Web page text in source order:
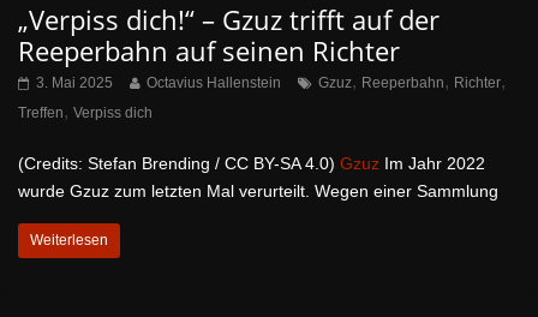
„Verpiss dich!“ – Gzuz trifft auf der
Reeperbahn auf seinen Richter
3. Mai 2025 Octavius Hallenstein Gzuz, Reeperbahn, Richter,
Treffen, Verpiss dich
(Credits: Stefan Brending / CC BY-SA 4.0) Gzuz Im Jahr 2022
wurde Gzuz zum letzten Mal verurteilt. Wegen einer Sammlung
Weiterlesen